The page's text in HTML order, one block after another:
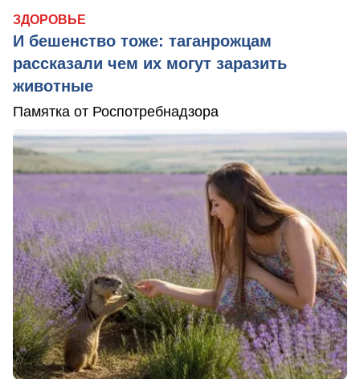
ЗДОРОВЬЕ
И бешенство тоже: таганрожцам
рассказали чем их могут заразить
животные
Памятка от Роспотребнадзора